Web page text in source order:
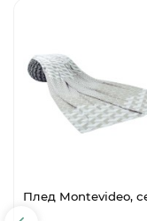
Плед Montevideo,